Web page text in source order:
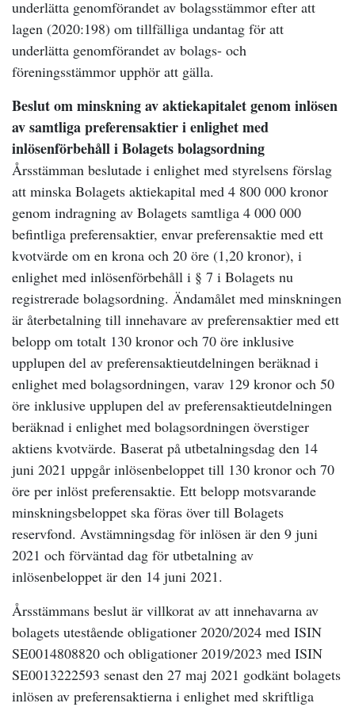
underlätta genomförandet av bolagsstämmor efter att
lagen (2020:198) om tillfälliga undantag för att
underlätta genomförandet av bolags- och
föreningsstämmor upphör att gälla.
Beslut om minskning av aktiekapitalet genom inlösen
av samtliga preferensaktier i enlighet med
inlösenförbehåll i Bolagets bolagsordning
Årsstämman beslutade i enlighet med styrelsens förslag
att minska Bolagets aktiekapital med 4 800 000 kronor
genom indragning av Bolagets samtliga 4 000 000
befintliga preferensaktier, envar preferensaktie med ett
kvotvärde om en krona och 20 öre (1,20 kronor), i
enlighet med inlösenförbehåll i § 7 i Bolagets nu
registrerade bolagsordning. Ändamålet med minskningen
är återbetalning till innehavare av preferensaktier med ett
belopp om totalt 130 kronor och 70 öre inklusive
upplupen del av preferensaktieutdelningen beräknad i
enlighet med bolagsordningen, varav 129 kronor och 50
öre inklusive upplupen del av preferensaktieutdelningen
beräknad i enlighet med bolagsordningen överstiger
aktiens kvotvärde. Baserat på utbetalningsdag den 14
juni 2021 uppgår inlösenbeloppet till 130 kronor och 70
öre per inlöst preferensaktie. Ett belopp motsvarande
minskningsbeloppet ska föras över till Bolagets
reservfond. Avstämningsdag för inlösen är den 9 juni
2021 och förväntad dag för utbetalning av
inlösenbeloppet är den 14 juni 2021.
Årsstämmans beslut är villkorat av att innehavarna av
bolagets utestående obligationer 2020/2024 med ISIN
SE0014808820 och obligationer 2019/2023 med ISIN
SE0013222593 senast den 27 maj 2021 godkänt bolagets
inlösen av preferensaktierna i enlighet med skriftliga